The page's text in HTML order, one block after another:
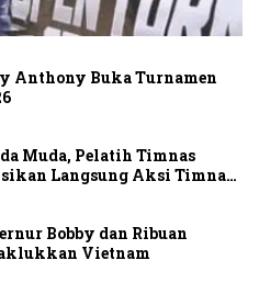
Anthony Buka Turnamen
Muda, Pelatih Timnas
Langsung Aksi Timnas
Bobby dan Ribuan
Vietnam